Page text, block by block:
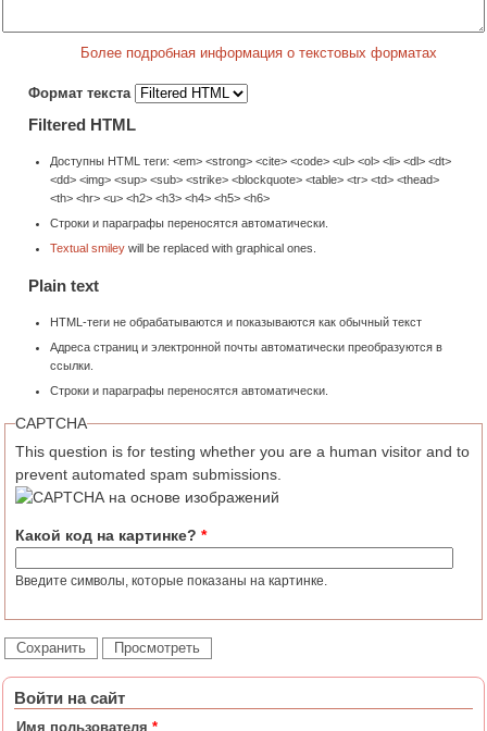
Более подробная информация о текстовых форматах
Формат текста
Filtered HTML
Доступны HTML теги: <em> <strong> <cite> <code> <ul> <ol> <li> <dl> <dt>
<dd> <img> <sup> <sub> <strike> <blockquote> <table> <tr> <td> <thead>
<th> <hr> <u> <h2> <h3> <h4> <h5> <h6>
Строки и параграфы переносятся автоматически.
Textual smileywill be replaced with graphical ones.
Plain text
HTML-теги не обрабатываются и показываются как обычный текст
Адреса страниц и электронной почты автоматически преобразуются в
ссылки.
Строки и параграфы переносятся автоматически.
CAPTCHA
This question is for testing whether you are a human visitor and to
prevent automated spam submissions.
Какой код на картинке? *
Введите символы, которые показаны на картинке.
Войти на сайт